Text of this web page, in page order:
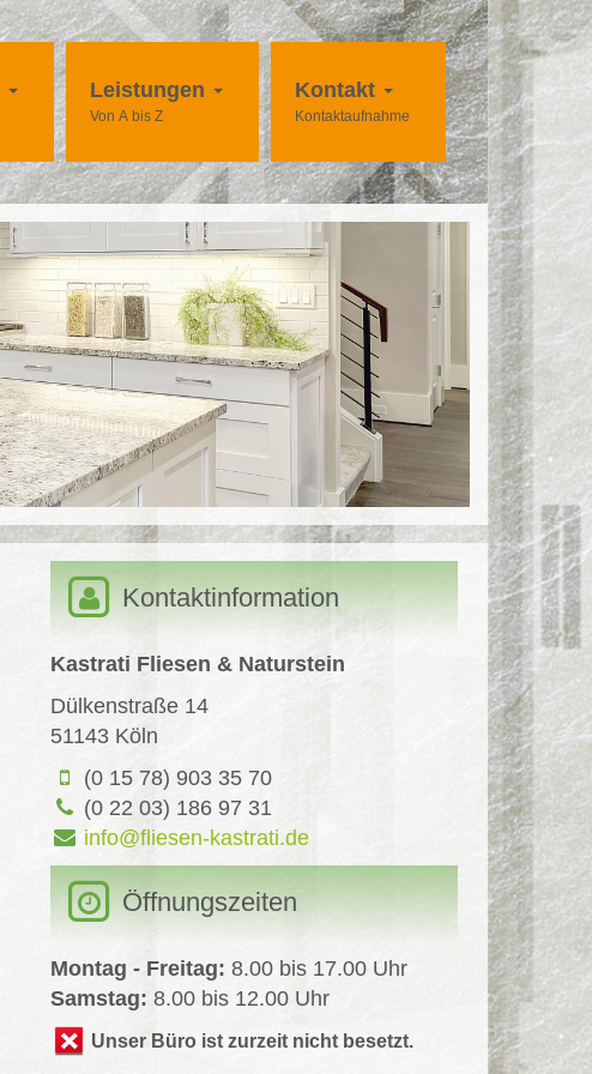
Leistungen
Von A bis Z
Kontakt
Kontaktaufnahme
Kontaktinformation
Kastrati Fliesen & Naturstein
Dülkenstraße 14
51143 Köln
(0 15 78) 903 35 70
(0 22 03) 186 97 31
info@fliesen-kastrati.de
Öffnungszeiten
Montag - Freitag: 8.00 bis 17.00 Uhr
Samstag: 8.00 bis 12.00 Uhr
Unser Büro ist zurzeit nicht besetzt.